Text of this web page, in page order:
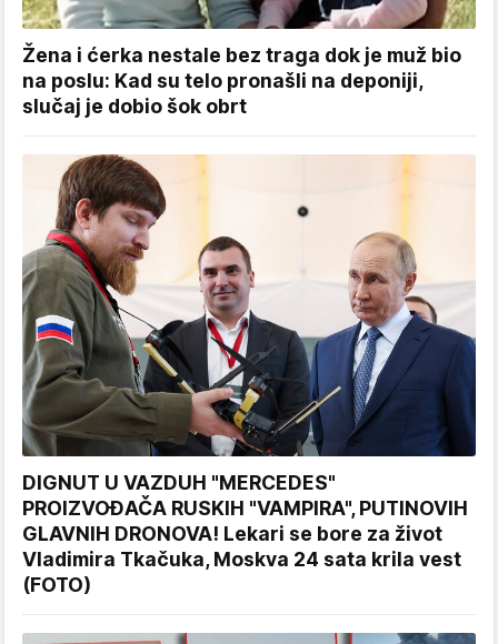
Žena i ćerka nestale bez traga dok je muž bio
na poslu: Kad su telo pronašli na deponiji,
slučaj je dobio šok obrt
DIGNUT U VAZDUH "MERCEDES"
PROIZVOĐAČA RUSKIH "VAMPIRA", PUTINOVIH
GLAVNIH DRONOVA! Lekari se bore za život
Vladimira Tkačuka, Moskva 24 sata krila vest
(FOTO)